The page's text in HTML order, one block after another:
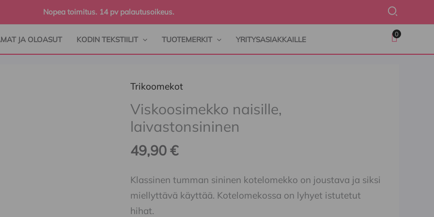
Nopea toimitus. 14 pv palautusoikeus. Hae
JA OLOASUT KODIN TEKSTIILIT TUOTEMERKIT YRITYSASIAKKAILLE
0
Trikoomekot
Viskoosimekko naisille,
laivastonsininen
49,90€
Klassinen tumman sininen kotelomekko on joustava ja siksi
miellyttävä käyttää. Kotelomekossa on lyhyet istutetut
hihat.
Viskoosimekko
naisille,
laivastonsininen
määrä